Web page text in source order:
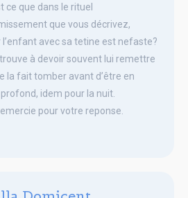
ce que dans le rituel
que vous décrivez,
avec sa tetine est nefaste?
à devoir souvent lui remettre
la fait tomber avant d’être en
idem pour la nuit.
pour votre reponse.